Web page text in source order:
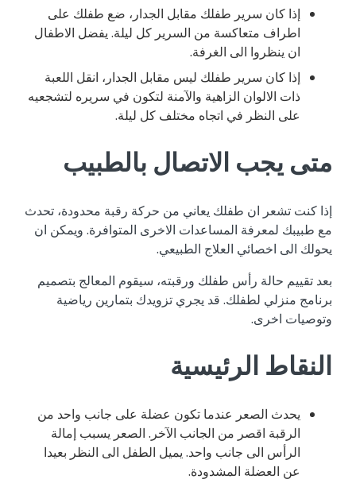
إذا كان سرير طفلك مقابل الجدار، ضع طفلك على
اطراف متعاكسة من السرير كل ليلة. يفضل الاطفال
ان ينظروا الى الغرفة.
إذا كان سرير طفلك ليس مقابل الجدار، انقل اللعبة
ذات الالوان الزاهية والآمنة لتكون في سريره لتشجعيه
على النظر في اتجاه مختلف كل ليلة.
متى يجب الاتصال بالطبيب
إذا كنت تشعر ان طفلك يعاني من حركة رقبة محدودة، تحدث
مع طبيبك لمعرفة المساعدات الاخرى المتوافرة. ويمكن ان
يحولك الى اخصائي العلاج الطبيعي.
بعد تقييم حالة رأس طفلك ورقبته، سيقوم المعالج بتصميم
برنامج منزلي لطفلك. قد يجري تزويدك بتمارين رياضية
وتوصيات اخرى.
النقاط الرئيسية
يحدث الصعر عندما تكون عضلة على جانب واحد من
الرقبة اقصر من الجانب الآخر. الصعر يسبب إمالة
الرأس الى جانب واحد. يميل الطفل الى النظر بعيدا
عن العضلة المشدودة.